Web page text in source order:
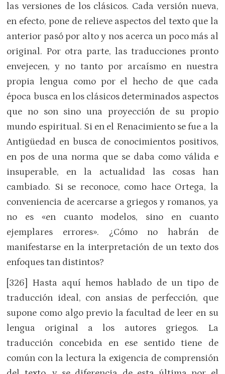
las versiones de los clásicos. Cada versión nueva,
en efecto, pone de relieve aspectos del texto que la
anterior pasó por alto y nos acerca un poco más al
original. Por otra parte, las traducciones pronto
envejecen, y no tanto por arcaísmo en nuestra
propia lengua como por el hecho de que cada
época busca en los clásicos determinados aspectos
que no son sino una proyección de su propio
mundo espiritual. Si en el Renacimiento se fue a la
Antigüedad en busca de conocimientos positivos,
en pos de una norma que se daba como válida e
insuperable, en la actualidad las cosas han
cambiado. Si se reconoce, como hace Ortega, la
conveniencia de acercarse a griegos y romanos, ya
no es «en cuanto modelos, sino en cuanto
ejemplares errores». ¿Cómo no habrán de
manifestarse en la interpretación de un texto dos
enfoques tan distintos?
[326] Hasta aquí hemos hablado de un tipo de
traducción ideal, con ansias de perfección, que
supone como algo previo la facultad de leer en su
lengua original a los autores griegos. La
traducción concebida en ese sentido tiene de
común con la lectura la exigencia de comprensión